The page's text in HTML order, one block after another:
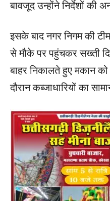
बावजूद उन्होंने निर्देशों की
इसके बाद नगर निगम की
से मौके पर पहुंचकर सख्ती
बाहर निकालते हुए मकान
दौरान कब्जाधारियों का